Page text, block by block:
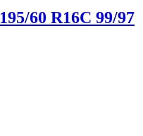
195/60 R16C 99/97